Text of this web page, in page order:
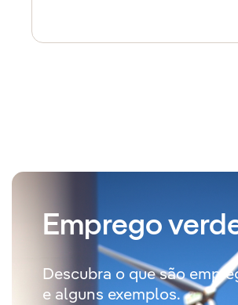
Emprego
Descubra o que são
e alguns exemplos.